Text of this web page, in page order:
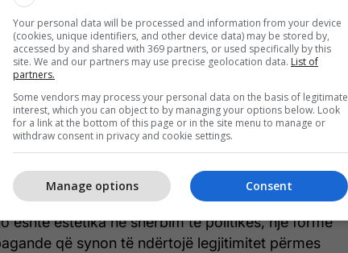
ankthi i përhapur dhe mungesa e një rendi të
një gjuhë që tejkalon propagandën dhe
kolektive. Këtu arti nuk pasqyron politikën,
Napoleoni duke kaluar Alpete Jacques-Louis
si arti mund të instrumentalizohet nga pushteti.
si figurë heroike, pothuajse mitologjike, i hipur
dhe realiteti historik transformohet në një
ndërkohë që e vërteta është që ai i kaloi Alpet
është estetika në shërbim të politikës, një formë
që synon të ndërtojë legjitimitet përmes
Your personal data will be processed and information from your device
(cookies, unique identifiers, and other device data) may be stored by,
accessed by and shared with 369 partners, or used specifically by this
site. We and our partners may use precise geolocation data. List of
partners.
Some vendors may process your personal data on the basis of legitimate
interest, which you can object to by managing your options below. Look
for a link at the bottom of this page or in the site menu to manage or
withdraw consent in privacy and cookie settings.
Consent
Manage options